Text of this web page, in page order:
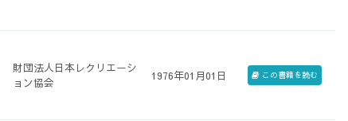
財団法人日本レクリエーシ
ョン協会
1976年01月01日 この書籍を読む